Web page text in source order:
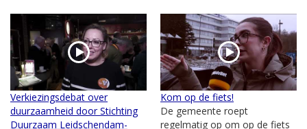
Verkiezingsdebat over
duurzaamheid door Stichting
Duurzaam Leidschendam-
Kom op de fiets!
De gemeente roept
regelmatig op om op de fiets